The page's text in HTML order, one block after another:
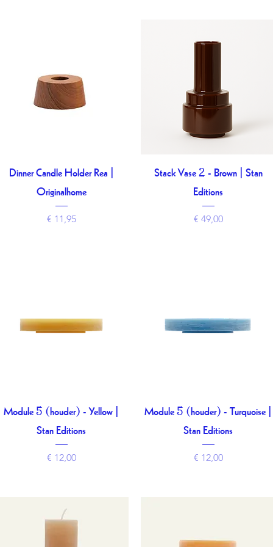
Snel overzicht
Dinner Candle Holder Rea |
Originalhome
Prijs
€ 11,95
Snel overzicht
Stack Vase 2 - Brown | Stan
Editions
Prijs
€ 49,00
Snel overzicht
Module 5 (houder) - Yellow |
Stan Editions
Prijs
€ 12,00
Snel overzicht
Module 5 (houder) - Turquoise |
Stan Editions
Prijs
€ 12,00